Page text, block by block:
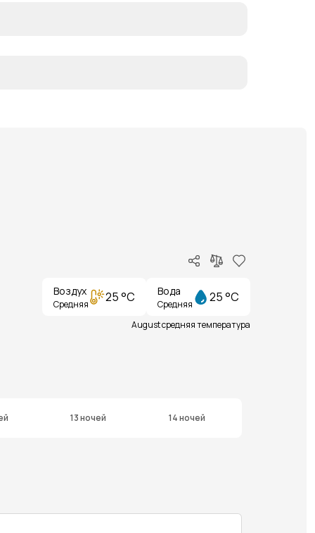
Воздух
Средняя 25 °C Вода
Средняя 25 °C
August средняя температура
13 ночей 14 ночей